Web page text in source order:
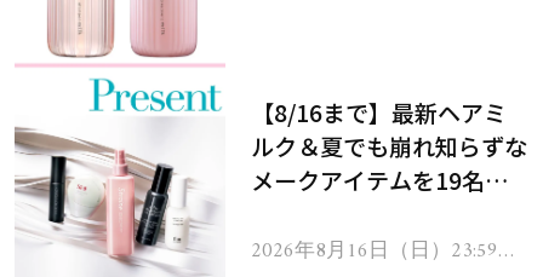
【8/16まで】最新ヘアミ
ルク＆夏でも崩れ知らずな
メークアイテムを19名様
2026年8月16日（日）23:59ま